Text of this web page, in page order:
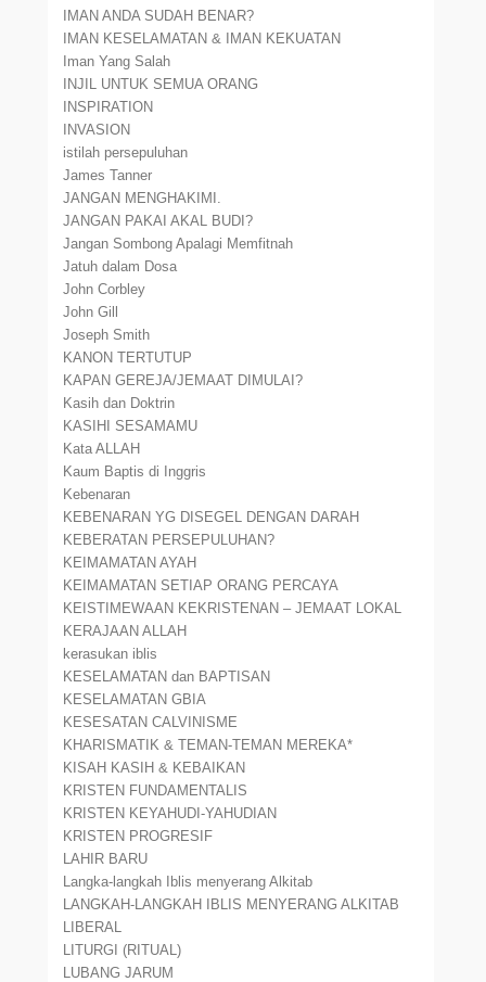
IMAN ANDA SUDAH BENAR?
IMAN KESELAMATAN & IMAN KEKUATAN
Iman Yang Salah
INJIL UNTUK SEMUA ORANG
INSPIRATION
INVASION
istilah persepuluhan
James Tanner
JANGAN MENGHAKIMI.
JANGAN PAKAI AKAL BUDI?
Jangan Sombong Apalagi Memfitnah
Jatuh dalam Dosa
John Corbley
John Gill
Joseph Smith
KANON TERTUTUP
KAPAN GEREJA/JEMAAT DIMULAI?
Kasih dan Doktrin
KASIHI SESAMAMU
Kata ALLAH
Kaum Baptis di Inggris
Kebenaran
KEBENARAN YG DISEGEL DENGAN DARAH
KEBERATAN PERSEPULUHAN?
KEIMAMATAN AYAH
KEIMAMATAN SETIAP ORANG PERCAYA
KEISTIMEWAAN KEKRISTENAN – JEMAAT LOKAL
KERAJAAN ALLAH
kerasukan iblis
KESELAMATAN dan BAPTISAN
KESELAMATAN GBIA
KESESATAN CALVINISME
KHARISMATIK & TEMAN-TEMAN MEREKA*
KISAH KASIH & KEBAIKAN
KRISTEN FUNDAMENTALIS
KRISTEN KEYAHUDI-YAHUDIAN
KRISTEN PROGRESIF
LAHIR BARU
Langka-langkah Iblis menyerang Alkitab
LANGKAH-LANGKAH IBLIS MENYERANG ALKITAB
LIBERAL
LITURGI (RITUAL)
LUBANG JARUM